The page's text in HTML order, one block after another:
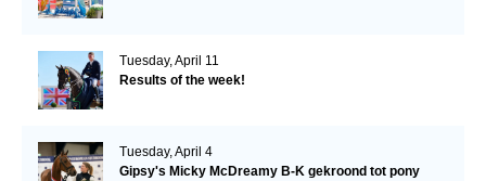
Tuesday, April 11
Results of the week!
Tuesday, April 4
Gipsy's Micky McDreamy B-K gekroond tot pony